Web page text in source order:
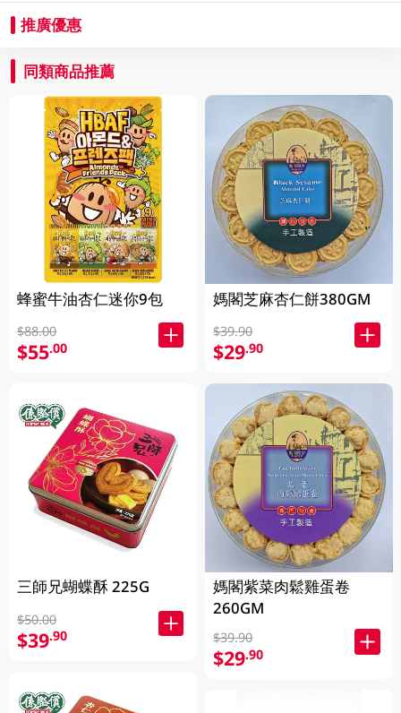
推廣優惠
同類商品推薦
蜂蜜牛油杏仁迷你9包
$88.00
$55.00
三師兄蝴蝶酥 225G
$50.00
$39.90
媽閣芝麻杏仁餅380GM
$39.90
$29.90
媽閣紫菜肉鬆雞蛋卷
260GM
$39.90
$29.90